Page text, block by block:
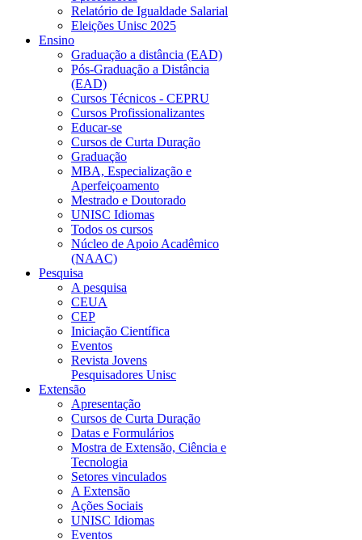
Relatório de Igualdade Salarial
Eleições Unisc 2025
Ensino
Graduação a distância (EAD)
Pós-Graduação a Distância
(EAD)
Cursos Técnicos - CEPRU
Cursos Profissionalizantes
Educar-se
Cursos de Curta Duração
Graduação
MBA, Especialização e
Aperfeiçoamento
Mestrado e Doutorado
UNISC Idiomas
Todos os cursos
Núcleo de Apoio Acadêmico
(NAAC)
Pesquisa
A pesquisa
CEUA
CEP
Iniciação Científica
Eventos
Revista Jovens
Pesquisadores Unisc
Extensão
Apresentação
Cursos de Curta Duração
Datas e Formulários
Mostra de Extensão, Ciência e
Tecnologia
Setores vinculados
A Extensão
Ações Sociais
UNISC Idiomas
Eventos